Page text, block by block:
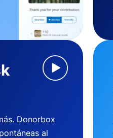
Donorbox
al